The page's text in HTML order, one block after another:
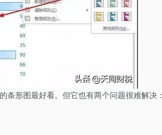
条形图最好看。但它也有两个问题很难解决：